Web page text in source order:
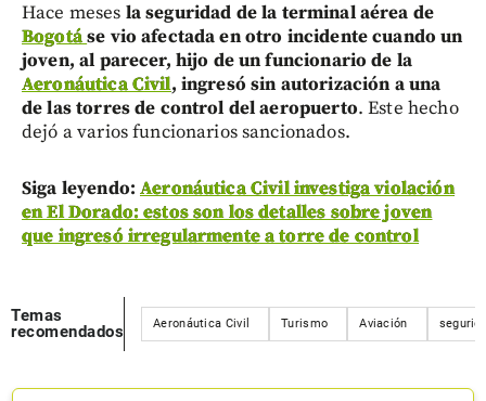
Hace meses la seguridad de la terminal aérea de
Bogotáse vio afectada en otro incidente cuando un
joven, al parecer, hijo de un funcionario de la
Aeronáutica Civil, ingresó sin autorización a una
de las torres de control del aeropuerto. Este hecho
dejó a varios funcionarios sancionados.
Siga leyendo:Aeronáutica Civil investiga violación
en El Dorado: estos son los detalles sobre joven
que ingresó irregularmente a torre de control
Temas
recomendados
Aeronáutica Civil Turismo Aviación